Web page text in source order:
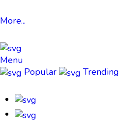
More...
Menu
Popular
Trending